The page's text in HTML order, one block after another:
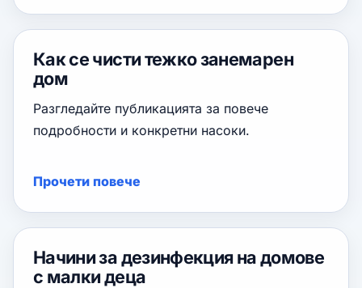
Как се чисти тежко занемарен
дом
Разгледайте публикацията за повече
подробности и конкретни насоки.
Прочети повече
Начини за дезинфекция на домове
с малки деца